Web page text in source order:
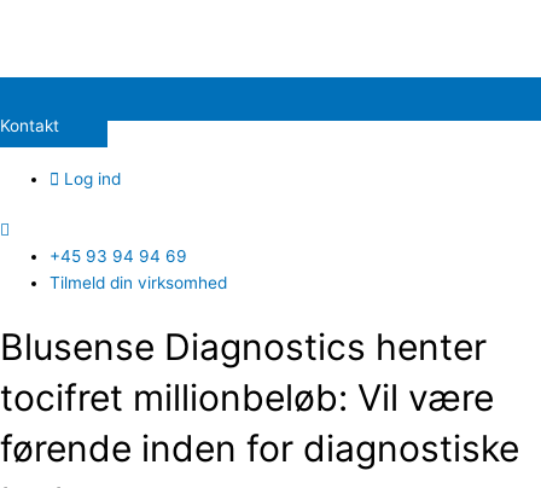
Kontakt
Log ind
+45 93 94 94 69
Tilmeld din virksomhed
Blusense Diagnostics henter
tocifret millionbeløb: Vil være
førende inden for diagnostiske